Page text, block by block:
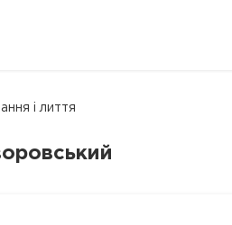
і лиття